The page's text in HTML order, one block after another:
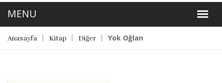
Anasayfa Kitap Diğer Yok Oğlan